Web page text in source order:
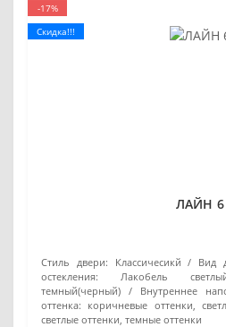
-17%
Скидка!!!
ЛАЙН 6
Стиль двери:
Классичесикй Вид
остекления:
Лакобель
темный(черный)
Внутреннее
оттенка: коричневые оттенки,
светлые оттенки, темные оттенки